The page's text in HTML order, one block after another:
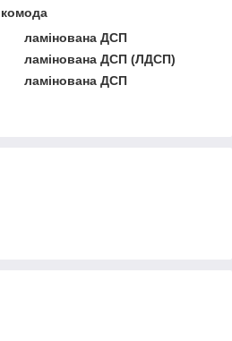
комода
ламінована ДСП
ламінована ДСП (ЛДСП)
ламінована ДСП